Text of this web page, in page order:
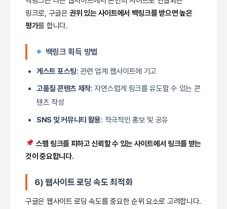
링크로, 구글은권위 있는 사이트에서 백링크를 받으면 높은
평가를 합니다.
백링크 획득 방법
게스트 포스팅: 관련 업계 웹사이트에 기고
고품질 콘텐츠 제작: 자연스럽게 링크를 유도할 수 있는 콘
텐츠 작성
SNS 및 커뮤니티 활용: 적극적인 홍보 및 공유
스팸 링크를 피하고 신뢰할 수 있는 사이트에서 링크를 받는
것이 중요합니다.
6) 웹사이트 로딩 속도 최적화
구글은 웹사이트 로딩 속도를 중요한 순위 요소로 고려합니다.